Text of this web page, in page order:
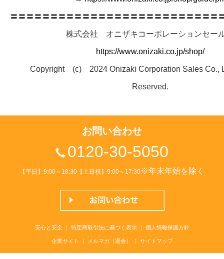
〓〓〓〓〓〓〓〓〓〓〓〓〓〓〓〓〓〓〓〓〓〓〓〓〓〓
株式会社 オニザキコーポレーションセー
https://www.onizaki.co.jp/shop/
Copyright (c) 2024 Onizaki Corporation Sales Co.,
Reserved.
お問い合わせ
0120-30-5050
【平日】9:00～18:30【土日祝】9:00～17:30※年末年始を除く
安心と安全｜ 特定商取引法に基づく表示｜ 個人情報保護方針
企業サイト ｜ メルマガ（退会） ｜ サイトマップ